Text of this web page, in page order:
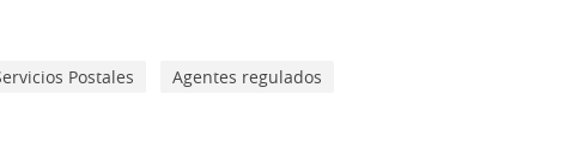
Postales Agentes regulados